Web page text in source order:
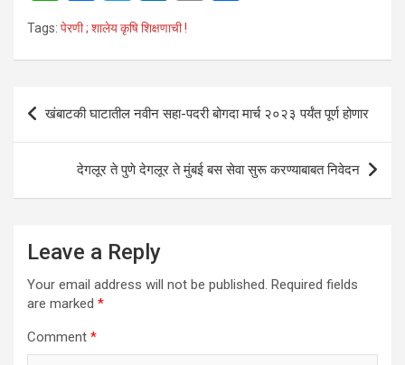
h
A
a
ce
o
k
wi n
n
Tags: पेरणी ; शालेय कृषि शिक्षणाची !
Post
navigation
खंबाटकी घाटातील नवीन सहा-पदरी बोगदा मार्च २०२३ पर्यंत पूर्ण होणार
देगलूर ते पुणे देगलूर ते मुंबई बस सेवा सुरू करण्याबाबत निवेदन
Leave a Reply
Your email address will not be published. Required fields
are marked *
Comment *